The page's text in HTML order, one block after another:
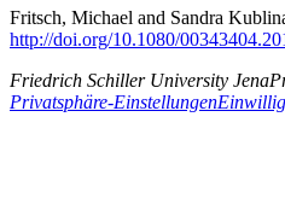
Fritsch, Michael and Sandra
http://doi.org/10.1080/
Friedrich Schiller University Jena
Privatsphäre-Einstellungen